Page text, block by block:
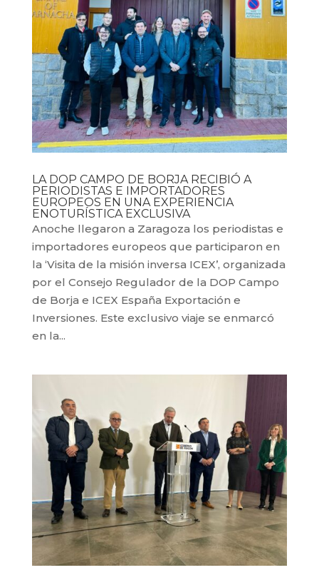
LA DOP CAMPO DE BORJA RECIBIÓ A
PERIODISTAS E IMPORTADORES
EUROPEOS EN UNA EXPERIENCIA
ENOTURÍSTICA EXCLUSIVA
Anoche llegaron a Zaragoza los periodistas e
importadores europeos que participaron en
la ‘Visita de la misión inversa ICEX’, organizada
por el Consejo Regulador de la DOP Campo
de Borja e ICEX España Exportación e
Inversiones. Este exclusivo viaje se enmarcó
en la...